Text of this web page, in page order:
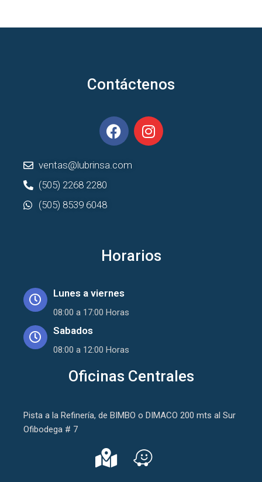
Contáctenos
ventas@lubrinsa.com
(505) 2268 2280
(505) 8539 6048
Horarios
Lunes a viernes
08:00 a 17:00 Horas
Sabados
08:00 a 12:00 Horas
Oficinas Centrales
Pista a la Refinería, de BIMBO o DIMACO 200 mts al Sur
Ofibodega # 7